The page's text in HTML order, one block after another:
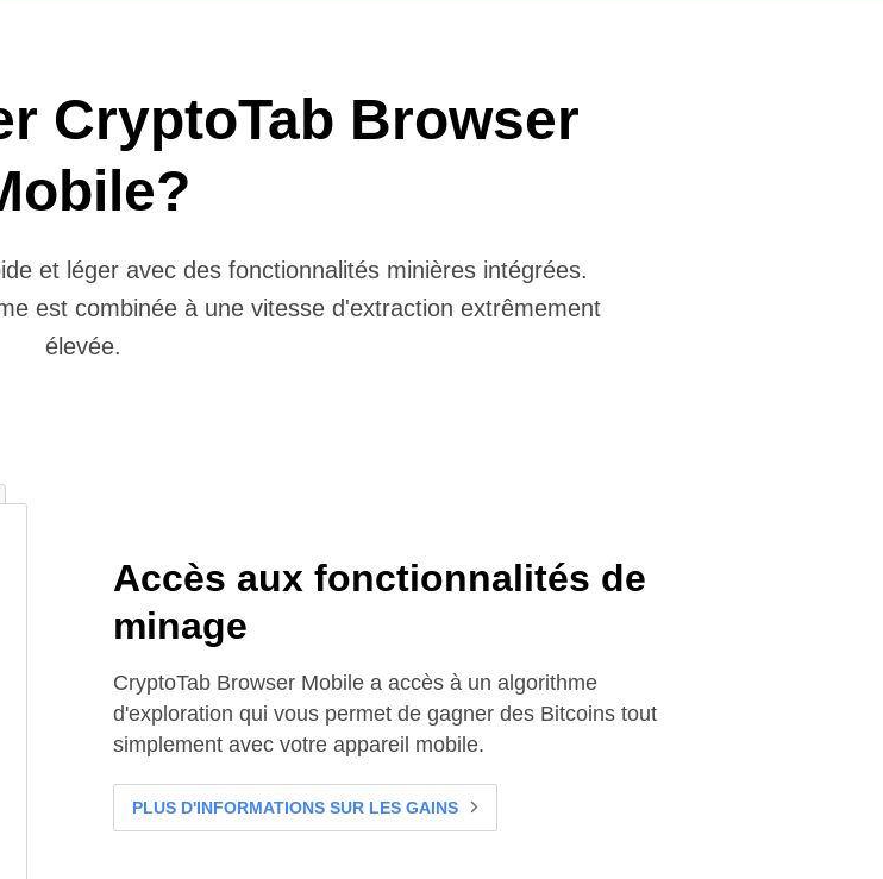
CryptoTab Browser
et léger avec des fonctionnalités minières intégrées.
est combinée à une vitesse d'extraction extrêmement
élevée.
Accès aux fonctionnalités de
minage
CryptoTab Browser Mobile a accès à un algorithme
d'exploration qui vous permet de gagner des Bitcoins tout
simplement avec votre appareil mobile.
PLUS D'INFORMATIONS SUR LES GAINS